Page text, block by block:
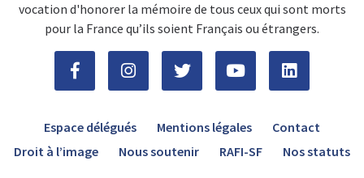
vocation d'honorer la mémoire de tous ceux qui sont morts
pour la France qu’ils soient Français ou étrangers.
Espace délégués Mentions légales
Contact
Droit à l’image
Nous soutenir RAFI-SF Nos statuts